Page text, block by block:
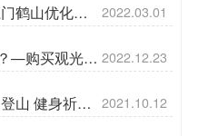
鹤山优化升 2022.03.01
—购买观光车 2022.12.23
山 健身祈福 2021.10.12